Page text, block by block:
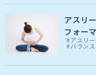
アスリ
フォー
#アスリー
#バラン